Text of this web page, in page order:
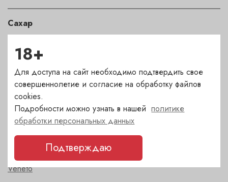
Сахар
сухое
Страна
Италия
Сорт
пино неро
Veneto
18+
Для доступа на сайт необходимо подтвердить свое
совершеннолетие и согласие на обработку файлов
cookies.
Подробности можно узнать в нашейполитике
обработки персональных данных
Подтверждаю